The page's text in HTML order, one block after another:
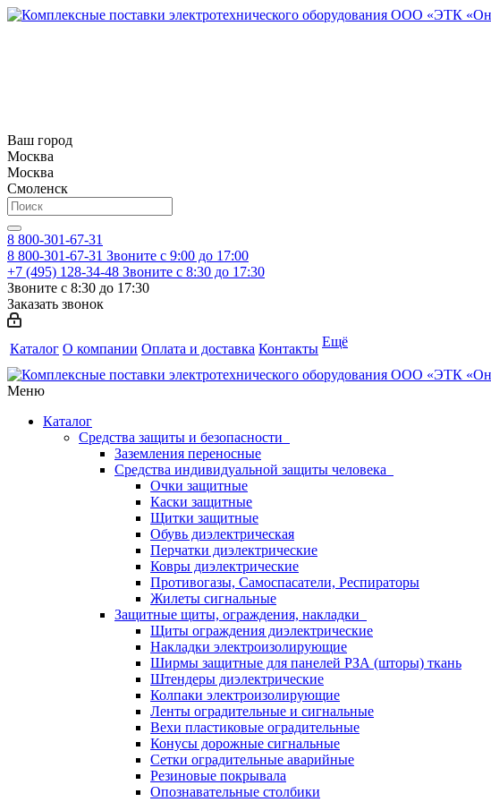
Ваш город
Москва
Москва
Смоленск
8 800-301-67-31
8 800-301-67-31 Звоните с 9:00 до 17:00
+7 (495) 128-34-48 Звоните с 8:30 до 17:30
Звоните с 8:30 до 17:30
Заказать звонок
Каталог О компании Оплата и доставка Контакты Ещё
Меню
Каталог
Средства защиты и безопасности
Заземления переносные
Средства индивидуальной защиты человека
Очки защитные
Каски защитные
Щитки защитные
Обувь диэлектрическая
Перчатки диэлектрические
Ковры диэлектрические
Противогазы, Самоспасатели, Респираторы
Жилеты сигнальные
Защитные щиты, ограждения, накладки
Щиты ограждения диэлектрические
Накладки электроизолирующие
Ширмы защитные для панелей РЗА (шторы) ткань
Штендеры диэлектрические
Колпаки электроизолирующие
Ленты оградительные и сигнальные
Вехи пластиковые оградительные
Конусы дорожные сигнальные
Сетки оградительные аварийные
Резиновые покрывала
Опознавательные столбики